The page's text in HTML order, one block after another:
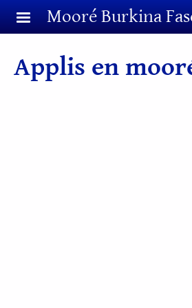
Aller au contenu principal
Mooré Burkina
Applis en